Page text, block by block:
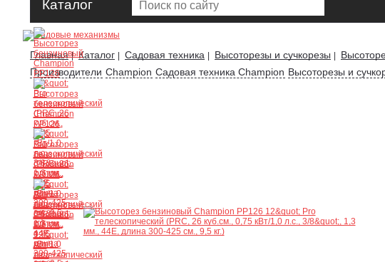
Каталог
Главная|Каталог Садовая техника Высоторезы и сучкорезы
Производители Champion Садовая техника Champion Высоторезы и